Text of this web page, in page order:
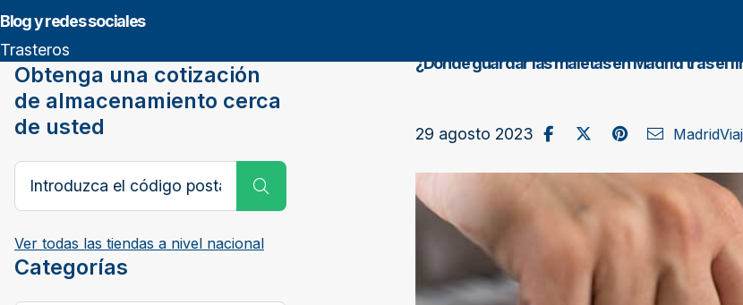
Blog y redes sociales
Trasteros
Obtenga una cotización
de almacenamiento cerca
de usted
Código postal, ciudad o pueblo
Ver todas las tiendas a nivel nacional
Categorías
¿Dónde guardar las maletas en Madrid tras el
29 agosto 2023Compartir en Facebook
Publicar en X / Twitter
Compartir en
Enviar como
Madrid